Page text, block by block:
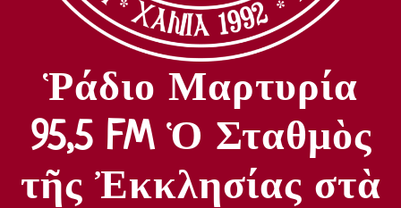
Ῥάδιο Μαρτυρία
95,5 FM Ὁ Σταθμὸς
τῆς Ἐκκλησίας στὰ